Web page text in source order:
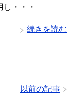
・・・
続きを読む
以前の記事